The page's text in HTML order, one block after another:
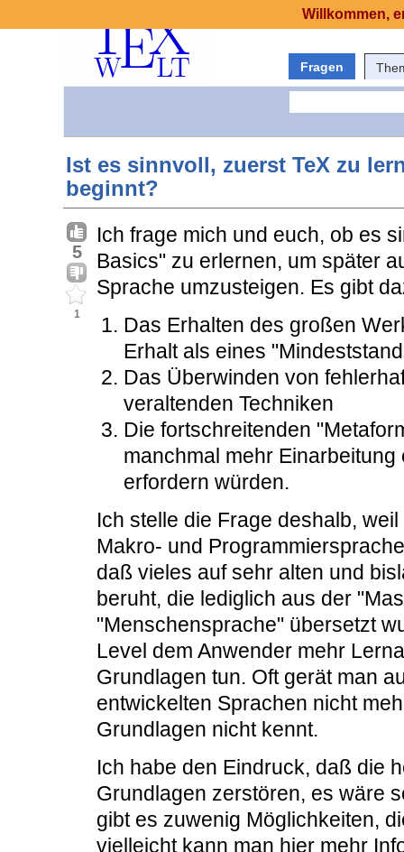
Fragen
Ist es sinnvoll, zuerst TeX zu
beginnt?
5
1
Ich frage mich und euch, ob es
Basics" zu erlernen, um später
Sprache umzusteigen. Es gibt
Das Erhalten des großen
Erhalt als eines
Das Überwinden von
veraltenden Techniken
Die fortschreitenden
manchmal mehr
erfordern würden.
Ich stelle die Frage deshalb,
Makro- und
daß vieles auf sehr alten und
beruht, die lediglich aus der
"Menschensprache" übersetzt
Level dem Anwender mehr
Grundlagen tun. Oft gerät man
entwickelten Sprachen nicht
Grundlagen nicht kennt.
Ich habe den Eindruck, daß die
Grundlagen zerstören, es wäre
gibt es zuwenig Möglichkeiten,
vielleicht kann man hier mehr
Willkommen,